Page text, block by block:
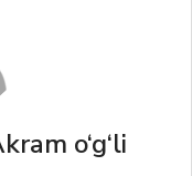
o‘g‘li